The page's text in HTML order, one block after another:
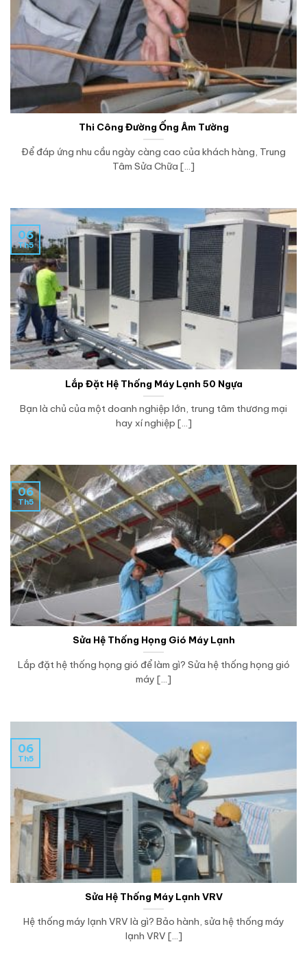
Thi Công Đường Ống Âm Tường
Để đáp ứng nhu cầu ngày càng cao của khách hàng, Trung
Tâm Sửa Chữa [...]
Lắp Đặt Hệ Thống Máy Lạnh 50 Ngựa
Bạn là chủ của một doanh nghiệp lớn, trung tâm thương mại
hay xí nghiệp [...]
06
Th5
Sửa Hệ Thống Họng Gió Máy Lạnh
Lắp đặt hệ thống họng gió để làm gì? Sửa hệ thống họng gió
máy [...]
06
Th5
Sửa Hệ Thống Máy Lạnh VRV
Hệ thống máy lạnh VRV là gì? Bảo hành, sửa hệ thống máy
lạnh VRV [...]
06
Th5